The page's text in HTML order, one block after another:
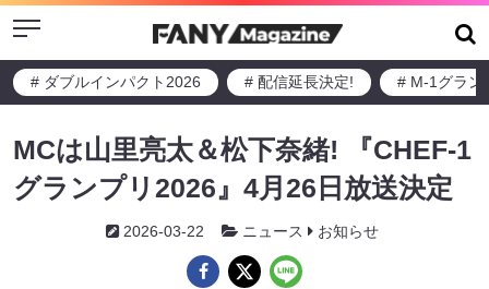
Menu
# ダブルインパクト2026 # 配信延長決定! # M-1グラン
MCは山里亮太＆松下奈緒! 『CHEF-1
グランプリ2026』4月26日放送決定
2026-03-22 ニュース お知らせ